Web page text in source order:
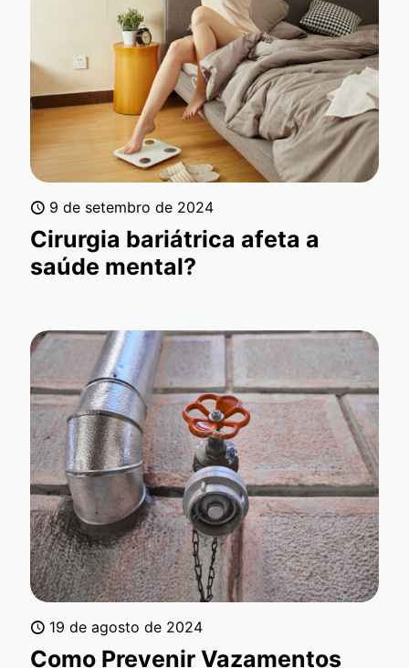
9 de setembro de 2024
Cirurgia bariátrica afeta a
saúde mental?
19 de agosto de 2024
Como Prevenir Vazamentos